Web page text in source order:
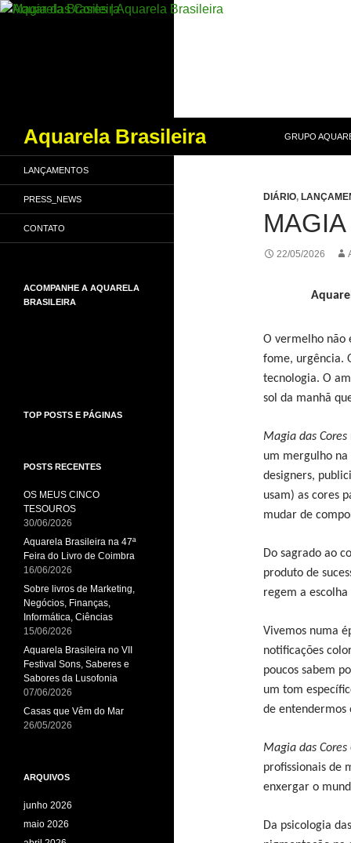
Aquarela Brasileira
GRUPO
DIÁRIO,
22/05/2026
O vermelho não
fome, urgência.
tecnologia. O
sol da manhã
Magia das Cores
um mergulho
designers,
usam) as cores
mudar de
Do sagrado ao
produto de
regem a
Vivemos numa
notificações
poucos sabem
um tom
de entendermos
Magia das Cores
profissionais de
enxergar o
Da psicologia
LANÇAMENTOS
PRESS_NEWS
CONTATO
ACOMPANHE A AQUARELA
BRASILEIRA
TOP POSTS E PÁGINAS
POSTS RECENTES
OS MEUS CINCO
TESOUROS
30/06/2026
Aquarela Brasileira na 47ª
Feira do Livro de Coimbra
16/06/2026
Sobre livros de Marketing,
Negócios, Finanças,
Informática, Ciências
15/06/2026
Aquarela Brasileira no VII
Festival Sons, Saberes e
Sabores da Lusofonia
07/06/2026
Casas que Vêm do Mar
26/05/2026
ARQUIVOS
junho 2026
maio 2026